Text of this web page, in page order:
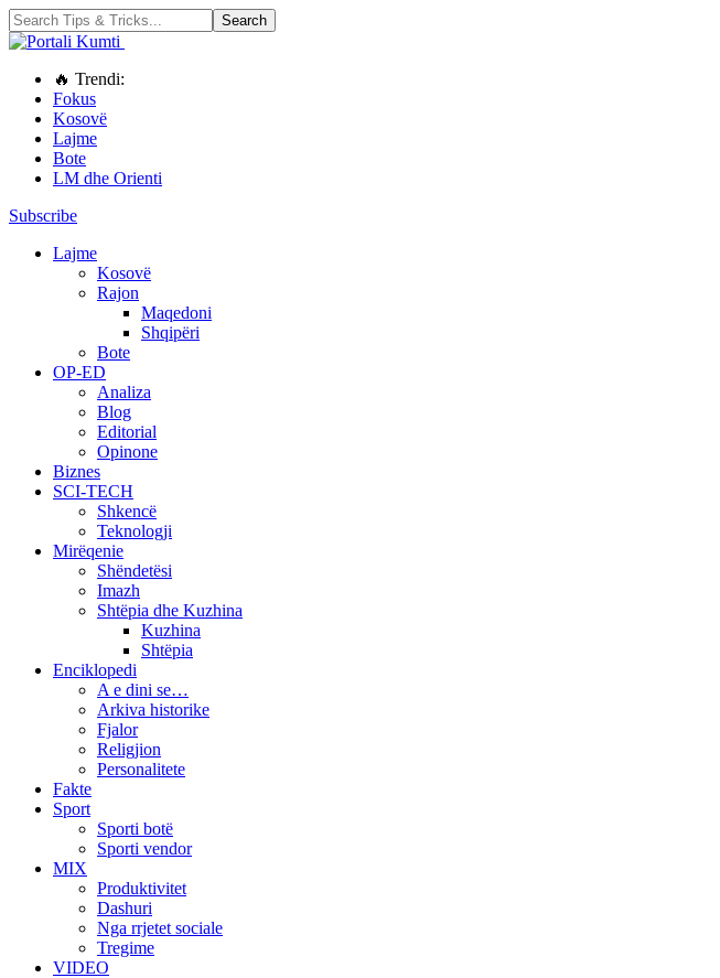
🔥 Trendi:
Fokus
Kosovë
Lajme
Bote
LM dhe Orienti
Subscribe
Lajme
Kosovë
Rajon
Maqedoni
Shqipëri
Bote
OP-ED
Analiza
Blog
Editorial
Opinone
Biznes
SCI-TECH
Shkencë
Teknologji
Mirëqenie
Shëndetësi
Imazh
Shtëpia dhe Kuzhina
Kuzhina
Shtëpia
Enciklopedi
A e dini se…
Arkiva historike
Fjalor
Religjion
Personalitete
Fakte
Sport
Sporti botë
Sporti vendor
MIX
Produktivitet
Dashuri
Nga rrjetet sociale
Tregime
VIDEO